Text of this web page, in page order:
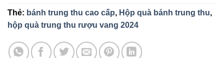
Thẻ: bánh trung thu cao cấp, Hộp quà bánh trung thu,
hộp quà trung thu rượu vang 2024